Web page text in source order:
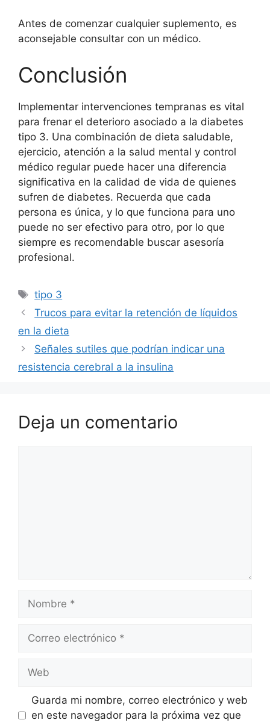
Antes de comenzar cualquier suplemento, es
aconsejable consultar con un médico.
Conclusión
Implementar intervenciones tempranas es vital
para frenar el deterioro asociado a la diabetes
tipo 3. Una combinación de dieta saludable,
ejercicio, atención a la salud mental y control
médico regular puede hacer una diferencia
significativa en la calidad de vida de quienes
sufren de diabetes. Recuerda que cada
persona es única, y lo que funciona para uno
puede no ser efectivo para otro, por lo que
siempre es recomendable buscar asesoría
profesional.
Etiquetas
tipo 3
Trucos para evitar la retención de líquidos
en la dieta
Señales sutiles que podrían indicar una
resistencia cerebral a la insulina
Deja un comentario
electrónico
Guarda mi nombre, correo electrónico y web
en este navegador para la próxima vez que